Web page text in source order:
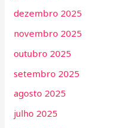
dezembro 2025
novembro 2025
outubro 2025
setembro 2025
agosto 2025
julho 2025